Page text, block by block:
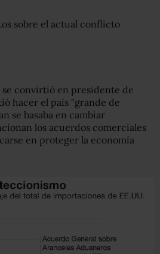
sobre el actual conflicto
convirtió en presidente de
hacer el país "grande de
se basaba en cambiar
los acuerdos comerciales
en proteger la economía